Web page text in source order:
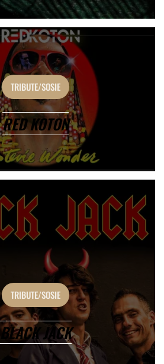
TRIBUTE/SOSIE
RED KOTON
TRIBUTE/SOSIE
BLACK JACK